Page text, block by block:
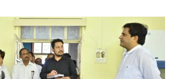
कांग्रेस नेता
Admin August 8, 2026
कांग्रेस कार्यकर्ताओं की बसें रोकने का आरोप, एसएसपी
ऑफिस में धरने पर बैठे गोदियाल और…